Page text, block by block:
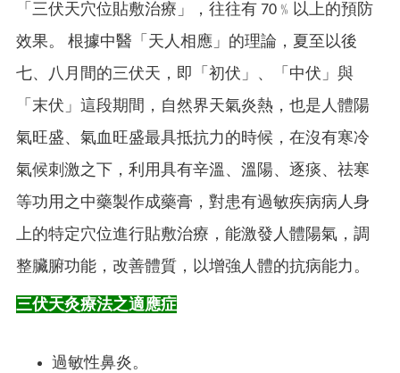
「三伏天穴位貼敷治療」，往往有 70﹪以上的預防
效果。
根據中醫「天人相應」的理論，夏至以後
七、八月間的三伏天，即「初伏」、「中伏」與
「末伏」這段期間，自然界天氣炎熱，也是人體陽
氣旺盛、氣血旺盛最具抵抗力的時候，在沒有寒冷
氣候刺激之下，利用具有辛溫、溫陽、逐痰、祛寒
等功用之中藥製作成藥膏，對患有過敏疾病病人身
上的特定穴位進行貼敷治療，能激發人體陽氣，調
整臟腑功能，改善體質，以增強人體的抗病能力。
三伏天灸療法之適應症
過敏性鼻炎。